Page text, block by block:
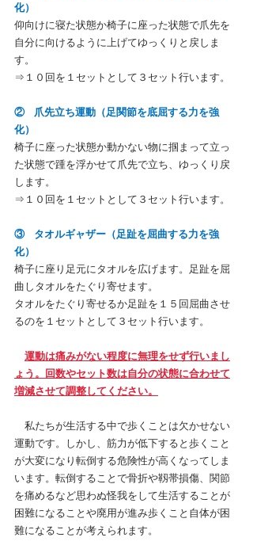
化）
仰向けに寝た状態か椅子に座った状態で爪先を
自分に向けるように上げてゆっくりと戻しま
す。
⇒１０回を１セットとして３セット行います。
②    爪先立ち運動（足関節を底屈する力を強
化）
椅子に座った状態か動かない物に掴まって立っ
た状態で踵を浮かせて爪先で立ち、ゆっくり戻
します。
⇒１０回を１セットとして３セット行います。
③    タオルギャザー（足趾を屈曲する力を強
化）
椅子に座り足元にタオルを広げます。足趾を屈
曲しタオルをたぐり寄せます。
タオルをたぐり寄せるか足趾を１５回屈曲させ
るのを１セットとして３セット行います。
運動は痛みがない程度に無理をせず行いまし
ょう。回数やセット数は自分の状態に合わせて
増減させて調整してください。
私たちが生活する中で歩くことは欠かせない
運動です。しかし、筋力が低下すると歩くこと
が大変になり転倒する危険性が高くなってしま
います。転倒することで骨折や靱帯損傷、関節
を痛めるなど思わぬ怪我をして生活することが
困難になることや廃用が進み歩くこと自体が困
難になることが考えられます。